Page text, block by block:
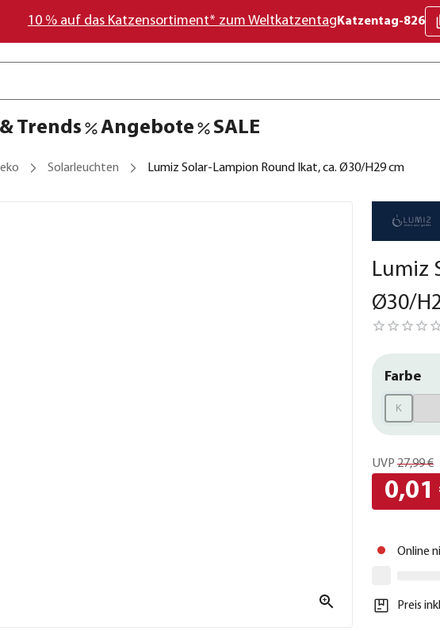
10 % auf das Katzensortiment* zum Weltkatzentag Katzentag-826
Trends Angebote SALE
Solarleuchten Lumiz Solar-Lampion Round Ikat, ca. Ø30/H29 cm
Lumiz
Ø30/
Farbe
K
UVP 27,99 €
0,01
Online
Preis